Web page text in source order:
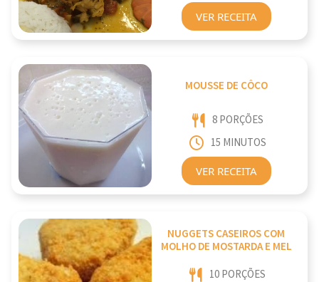
VER RECEITA
MOUSSE DE CÔCO
8 PORÇÕES
15 MINUTOS
VER RECEITA
NUGGETS CASEIROS COM
MOLHO DE MOSTARDA E MEL
10 PORÇÕES